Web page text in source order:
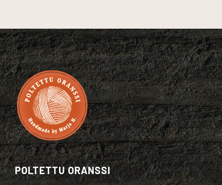
määrä
POLTETTU ORANSSI